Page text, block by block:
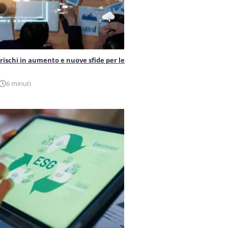
in aumento e nuove sfide per le
6 minuti